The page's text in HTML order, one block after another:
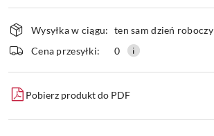
Wyślij
Dostępność
i
dostawa
Wysyłka w ciągu: ten sam dzień roboczy
Cena przesyłki:
0
Pobierz produkt do PDF